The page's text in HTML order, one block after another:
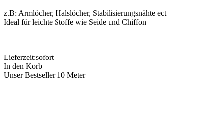
z.B: Armlöcher, Halslöcher, Stabilisierungsnähte ect.
Ideal für leichte Stoffe wie Seide und Chiffon
Lieferzeit:sofort
In den Korb
Unser Bestseller 10 Meter